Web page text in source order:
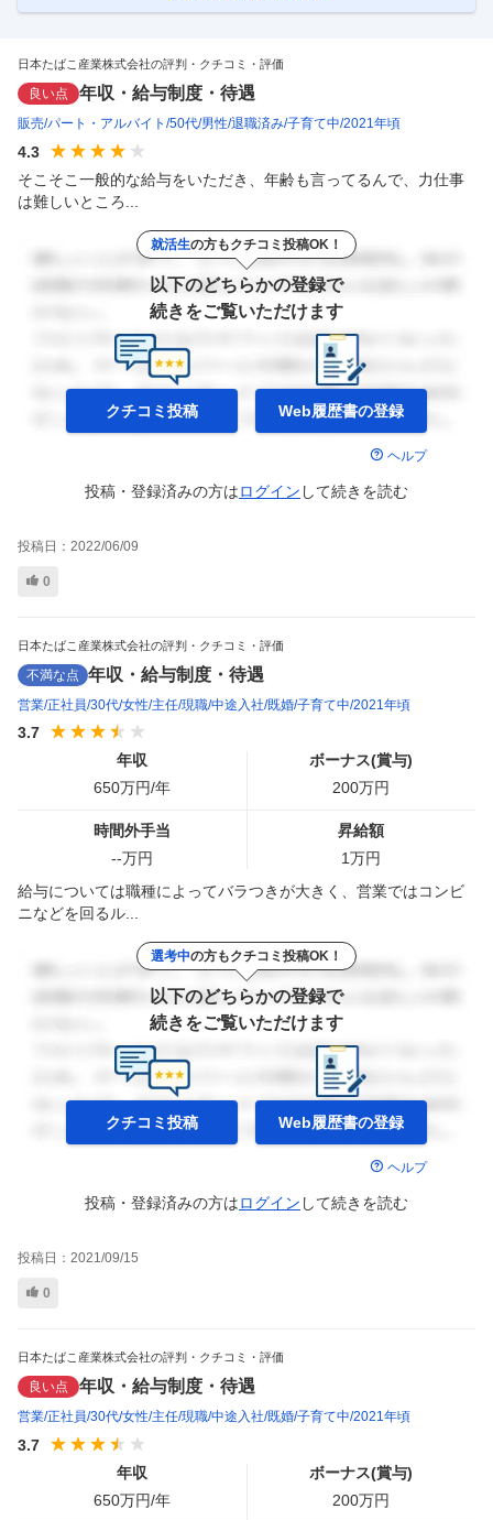
日本たばこ産業株式会社の評判・クチコミ・評価
良い点 年収・給与制度・待遇
販売 パート・アルバイト 50代 男性 退職済み 子育て中 2021年頃
4.3
そこそこ一般的な給与をいただき、年齢も言ってるんで、力仕事
は難しいところ...
就活生の方もクチコミ投稿OK！
以下のどちらかの登録で
続きをご覧いただけます
クチコミ投稿 Web履歴書の登録
ヘルプ
投稿・登録済みの方はログイン して続きを読む
投稿日： 2022/06/09
0
日本たばこ産業株式会社の評判・クチコミ・評価
不満な点 年収・給与制度・待遇
営業 正社員 30代 女性 主任 現職 中途入社 既婚 子育て中 2021年頃
3.7
年収
650万円/年
ボーナス(賞与)
200万円
時間外手当
--万円
昇給額
1万円
給与については職種によってバラつきが大きく、営業ではコンビ
ニなどを回るル...
選考中の方もクチコミ投稿OK！
以下のどちらかの登録で
続きをご覧いただけます
クチコミ投稿 Web履歴書の登録
ヘルプ
投稿・登録済みの方はログイン して続きを読む
投稿日： 2021/09/15
0
日本たばこ産業株式会社の評判・クチコミ・評価
良い点 年収・給与制度・待遇
営業 正社員 30代 女性 主任 現職 中途入社 既婚 子育て中 2021年頃
3.7
年収
650万円/年
ボーナス(賞与)
200万円